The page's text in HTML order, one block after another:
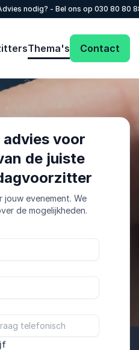
nodig? - Bel ons op 030 80 80
Thema's Contact
voor
de juiste
jouw evenement. We
de mogelijkheden.